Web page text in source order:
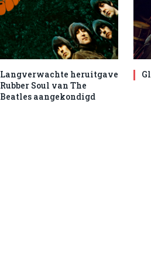
Langverwachte heruitgave
Rubber Soul van The
Beatles aangekondigd